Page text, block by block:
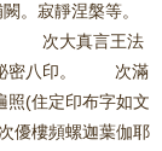
。寂靜涅槃等。
次大真言王法
密八印。 次滿
(住定印布字如文
樓頻螺迦葉伽耶